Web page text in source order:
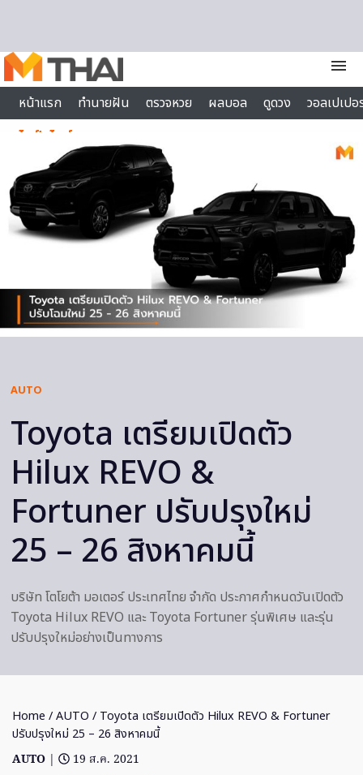
menu
หน้าแรก
ทำนายฝัน ตรวจหวย ผลบอล ดูดวง
วอลเปเป
ไลฟ์สไตล์
AUTO
Toyota เตรียมเปิดตัว
Hilux REVO &
Fortuner ปรับปรุงใหม่
25 – 26 สิงหาคมนี้
บริษัท โตโยต้า มอเตอร์ ประเทศไทย จำกัด ประกาศกำหนดวันเปิดตัว
Toyota Hilux REVO และ Toyota Fortuner รุ่นพิเศษ และรุ่น
ปรับปรุงใหม่อย่างเป็นทางการ
Home /AUTO / Toyota เตรียมเปิดตัว Hilux REVO & Fortuner
ปรับปรุงใหม่ 25 – 26 สิงหาคมนี้
AUTO |
19 ส.ค. 2021